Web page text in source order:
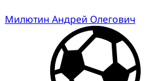
Милютин Андрей Олегович